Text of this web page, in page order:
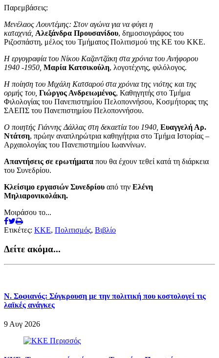
Παρεμβάσεις:
Μενέλαος Λουντέμης: Στον αγώνα για να φύγει η
καταχνιά, Αλεξάνδρα Προυσανίδου, δημοσιογράφος του
Ριζοσπάστη, μέλος του Τμήματος Πολιτισμού της ΚΕ του ΚΚΕ.
Η εργογραφία του Νίκου Καζαντζάκη στα χρόνια του Ανήφορου
1940 -1950, Μαρία Κατσικούλη, λογοτέχνης, φιλόλογος.
Η ποίηση του Μιχάλη Κατσαρού στα χρόνια της νιότης και της
ορμής του, Γιώργος Ανδρειωμένος, Καθηγητής στο Τμήμα
Φιλολογίας του Πανεπιστημίου Πελοποννήσου, Κοσμήτορας της
ΣΑΕΠΣ του Πανεπιστημίου Πελοποννήσου.
Ο ποιητής Γιάννης Δάλλας στη δεκαετία του 1940, Ευαγγελή Αρ.
Ντάτση, πρώην αναπληρώτρια καθηγήτρια στο Τμήμα Ιστορίας –
Αρχαιολογίας του Πανεπιστημίου Ιωαννίνων.
Απαντήσεις σε ερωτήματα που θα έχουν τεθεί κατά τη διάρκεια
του Συνεδρίου.
Κλείσιμο εργασιών Συνεδρίου από την Ελένη
Μηλιαρονικολάκη.
Μοιράσου το...
Ετικέτες: ΚΚΕ, Πολιτισμός, Βιβλίο
Δείτε ακόμα...
Ν. Σοφιανός: Σύγκρουση με την πολιτική που κοστολογεί τις
λαϊκές ανάγκες
9 Αυγ 2026